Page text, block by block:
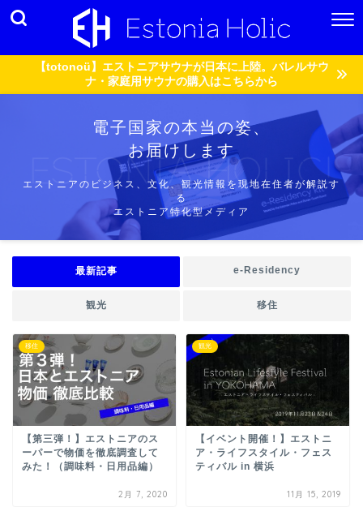
【totonoü】エストニアサウナが日本に上陸。バレルサウ
ナ・家庭用サウナの購入はこちらから
電子国家の本当の姿、
お届けします
エストニアのビジネス、文化、観光情報を現地在住者が解説す
る
エストニア特化型メディア
最新記事 e-Residency
観光 移住
移住
【第三弾！】エストニアのス
ーパーで物価を徹底調査して
みた！（調味料・日用品編）
2月 7, 2020
観光
【イベント開催！】エストニ
ア・ライフスタイル・フェス
ティバル in 横浜
11月 15, 2019